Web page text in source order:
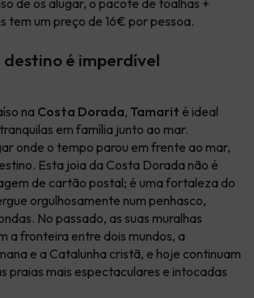
de os alugar, o pacote de toalhas +
tem um preço de 16€ por pessoa.
destino é imperdível
na Costa Dorada, Tamarit é ideal
em família junto ao mar.
onde o tempo parou em frente ao mar,
Esta joia da Costa Dorada não é
de cartão postal; é uma fortaleza do
orgulhosamente num penhasco,
No passado, as suas muralhas
a fronteira entre dois mundos, a
e a Catalunha cristã, e hoje continuam
praias mais espectaculares e intocadas